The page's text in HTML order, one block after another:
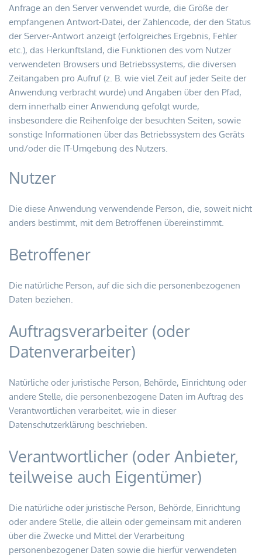
Anfrage an den Server verwendet wurde, die Größe der
empfangenen Antwort-Datei, der Zahlencode, der den Status
der Server-Antwort anzeigt (erfolgreiches Ergebnis, Fehler
etc.), das Herkunftsland, die Funktionen des vom Nutzer
verwendeten Browsers und Betriebssystems, die diversen
Zeitangaben pro Aufruf (z. B. wie viel Zeit auf jeder Seite der
Anwendung verbracht wurde) und Angaben über den Pfad,
dem innerhalb einer Anwendung gefolgt wurde,
insbesondere die Reihenfolge der besuchten Seiten, sowie
sonstige Informationen über das Betriebssystem des Geräts
und/oder die IT-Umgebung des Nutzers.
Nutzer
Die diese Anwendung verwendende Person, die, soweit nicht
anders bestimmt, mit dem Betroffenen übereinstimmt.
Betroffener
Die natürliche Person, auf die sich die personenbezogenen
Daten beziehen.
Auftragsverarbeiter (oder
Datenverarbeiter)
Natürliche oder juristische Person, Behörde, Einrichtung oder
andere Stelle, die personenbezogene Daten im Auftrag des
Verantwortlichen verarbeitet, wie in dieser
Datenschutzerklärung beschrieben.
Verantwortlicher (oder Anbieter,
teilweise auch Eigentümer)
Die natürliche oder juristische Person, Behörde, Einrichtung
oder andere Stelle, die allein oder gemeinsam mit anderen
über die Zwecke und Mittel der Verarbeitung
personenbezogener Daten sowie die hierfür verwendeten